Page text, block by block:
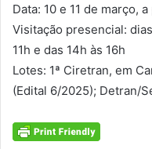
Data: 10 e 11 de março,
Visitação presencial:
11h e das 14h às 16h
Lotes: 1ª Ciretran, em
(Edital 6/2025); Detran/